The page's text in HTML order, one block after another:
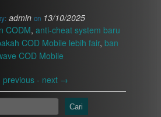
admin on 13/10/2025
CODM, anti-cheat system baru
COD Mobile lebih fair, ban
COD Mobile
previous - next →
Cari